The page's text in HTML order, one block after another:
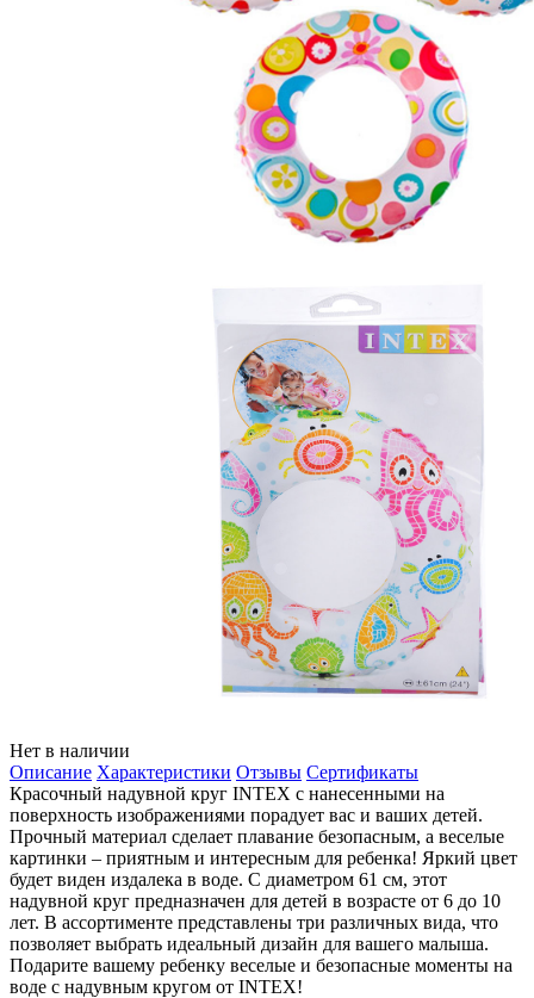
Нет в наличии
Описание Характеристики Отзывы Сертификаты
Красочный надувной круг INTEX с нанесенными на
поверхность изображениями порадует вас и ваших детей.
Прочный материал сделает плавание безопасным, а веселые
картинки – приятным и интересным для ребенка! Яркий цвет
будет виден издалека в воде. С диаметром 61 см, этот
надувной круг предназначен для детей в возрасте от 6 до 10
лет. В ассортименте представлены три различных вида, что
позволяет выбрать идеальный дизайн для вашего малыша.
Подарите вашему ребенку веселые и безопасные моменты на
воде с надувным кругом от INTEX!